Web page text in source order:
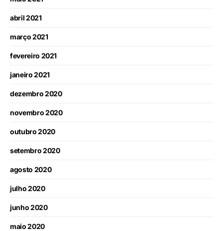
abril 2021
março 2021
fevereiro 2021
janeiro 2021
dezembro 2020
novembro 2020
outubro 2020
setembro 2020
agosto 2020
julho 2020
junho 2020
maio 2020